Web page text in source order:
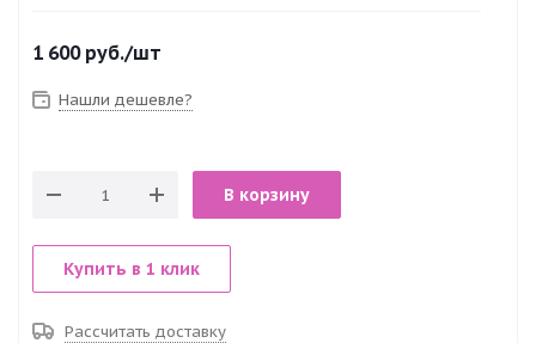
1 600руб./шт
Нашли дешевле?
В корзину
Купить в 1 клик
Рассчитать доставку